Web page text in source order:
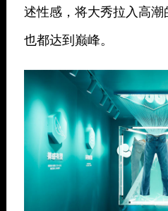
述性感，将大秀拉入高
也都达到巅峰。